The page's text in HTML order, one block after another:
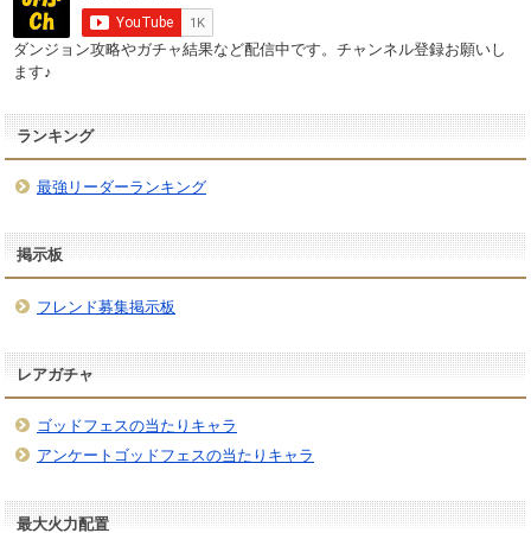
ダンジョン攻略やガチャ結果など配信中です。チャンネル登録お願いし
ます♪
ランキング
最強リーダーランキング
掲示板
フレンド募集掲示板
レアガチャ
ゴッドフェスの当たりキャラ
アンケートゴッドフェスの当たりキャラ
最大火力配置